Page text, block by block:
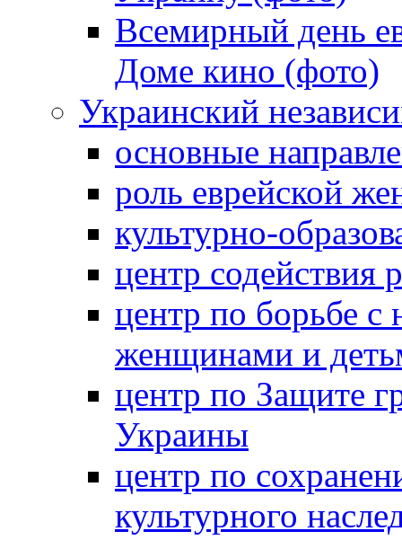
Всемирный день
Доме кино (фото)
Украинский
основные
роль еврейской
культурно-
центр содействия
центр по борьбе с
женщинами и
центр по Защите
Украины
центр по
культурного